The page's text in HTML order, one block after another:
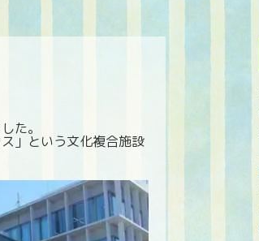
た。
」という文化複合施設